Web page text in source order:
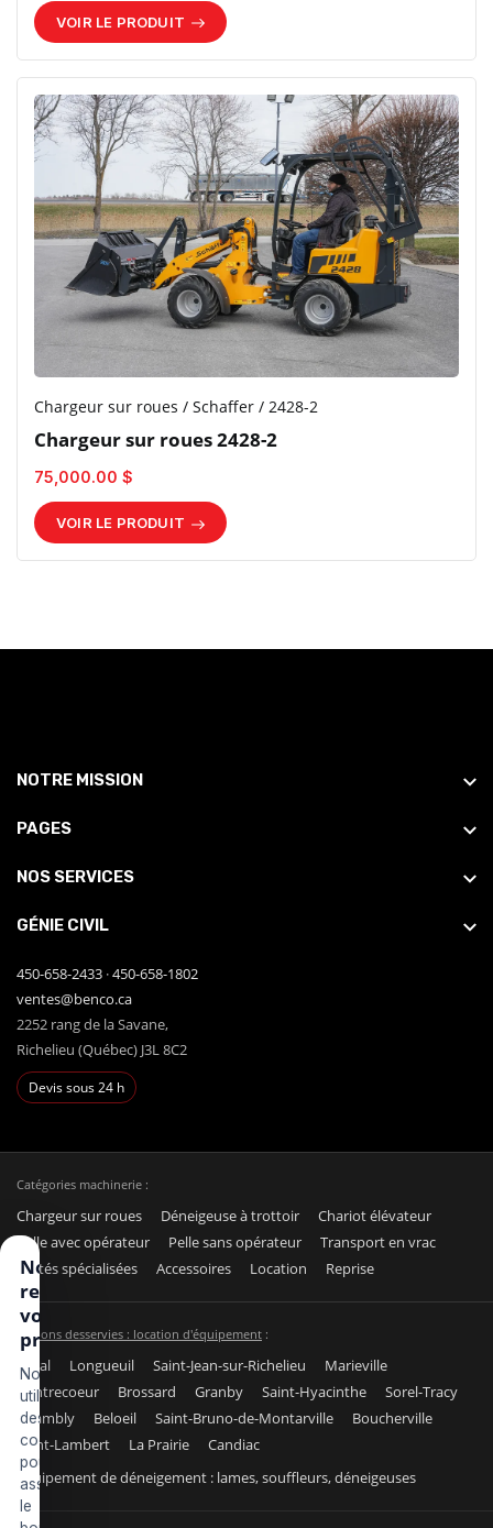
VOIR LE PRODUIT
Chargeur sur roues / Schaffer / 2428-2
Chargeur sur roues 2428-2
75,000.00 $
VOIR LE PRODUIT
NOTRE MISSION
PAGES
NOS SERVICES
GÉNIE CIVIL
450-658-2433 ·450-658-1802
ventes@benco.ca
2252 rang de la Savane,
Richelieu (Québec) J3L 8C2
Devis sous 24 h
Catégories machinerie :
Chargeur sur roues Déneigeuse à trottoir
Chariot élévateur
Pelle avec opérateur
Pelle sans opérateur
Transport en vrac
Unités spécialisées
Accessoires Location Reprise
Régions desservies : location d'équipement :
Laval Longueuil Saint-Jean-sur-Richelieu
Marieville
Contrecoeur
Brossard Granby Saint-Hyacinthe
Sorel-Tracy
Chambly
Beloeil Saint-Bruno-de-Montarville
Boucherville
Saint-Lambert
La Prairie
Candiac
Équipement de déneigement : lames, souffleurs, déneigeuses
Nous
respectons
votre vie
privée
Nous
utilisons
des
cookies
pour
assurer
le